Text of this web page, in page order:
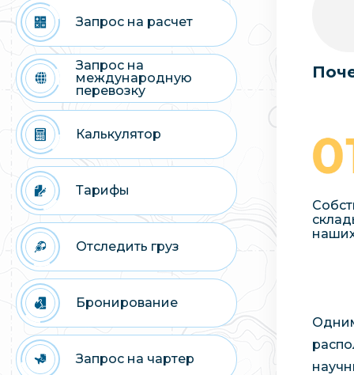
Запрос на расчет
Запрос на
международную
перевозку
Калькулятор
Тарифы
Отследить груз
Бронирование
Запрос на чартер